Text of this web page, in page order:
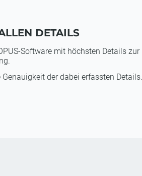
DETAILS
Software mit höchsten Details zur
der dabei erfassten Details.